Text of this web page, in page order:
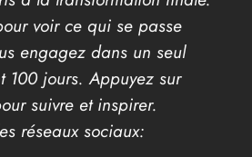
voir ce qui se passe
engagez dans un seul
100 jours. Appuyez sur
suivre et inspirer.
réseaux sociaux: